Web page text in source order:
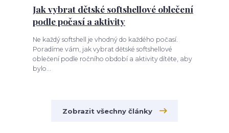
Jak vybrat dětské softshellové oblečení
podle počasí a aktivity
Ne každý softshell je vhodný do každého počasí.
Poradíme vám, jak vybrat dětské softshellové
oblečení podle ročního období a aktivity dítěte, aby
bylo...
Zobrazit všechny články